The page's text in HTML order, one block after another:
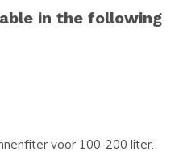
in the following
voor 100-200 liter.